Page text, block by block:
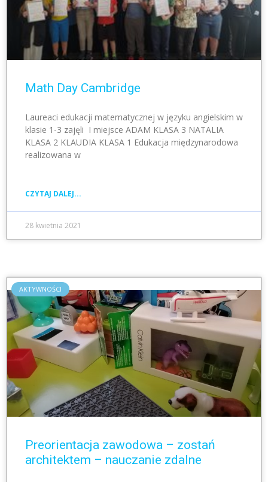
Math Day Cambridge
Laureaci edukacji matematycznej w języku angielskim w
klasie 1-3 zajęli I miejsce ADAM KLASA 3 NATALIA
KLASA 2 KLAUDIA KLASA 1 Edukacja międzynarodowa
realizowana w
CZYTAJ DALEJ...
28 kwietnia 2021
AKTYWNOŚCI
Preorientacja zawodowa – zostań
architektem – nauczanie zdalne